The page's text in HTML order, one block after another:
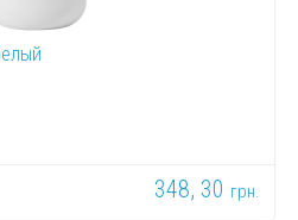
348, 30 грн.